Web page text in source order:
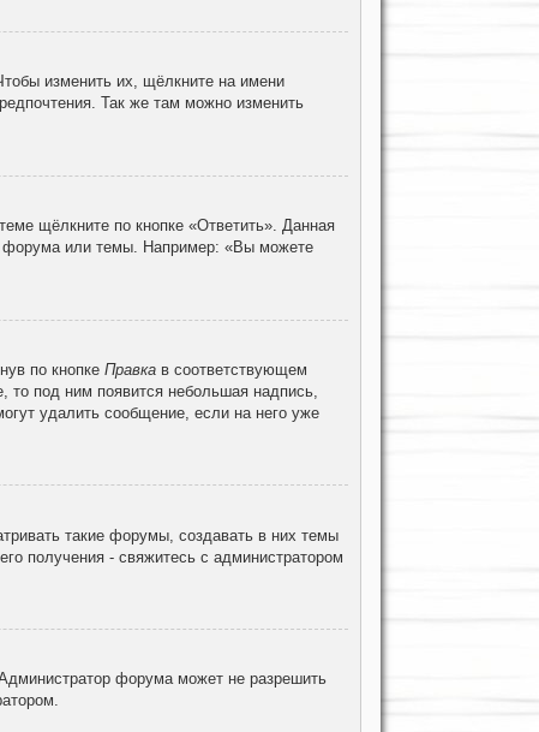
изменить их, щёлкните на имени
Так же там можно изменить
щёлкните по кнопке «Ответить». Данная
форума или темы. Например: «Вы можете
по кнопке Правкав соответствующем
то под ним появится небольшая надпись,
удалить сообщение, если на него уже
такие форумы, создавать в них темы
получения - свяжитесь с администратором
форума может не разрешить